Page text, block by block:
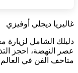
غاليريا ديجلي أوفيزي
دليلك الشامل
عصر النهضة، احجز
متاحف الفن في